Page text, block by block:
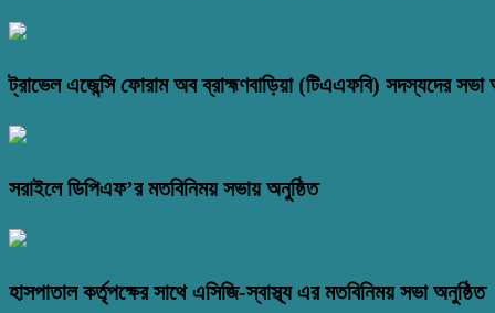
ট্রাভেল এজেন্সি ফোরাম অব ব্রাহ্মণবাড়িয়া (টিএএফবি) সদস্যদের সভা
সরাইলে ডিপিএফ’র মতবিনিময় সভায় অনুষ্ঠিত
হাসপাতাল কর্তৃপক্ষের সাথে এসিজি-স্বাস্থ্য এর মতবিনিময় সভা অনুষ্ঠিত